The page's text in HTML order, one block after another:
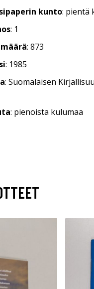
kunto: pientä
: 1
: 873
: 1985
: Suomalaisen
: pienoista kulumaa